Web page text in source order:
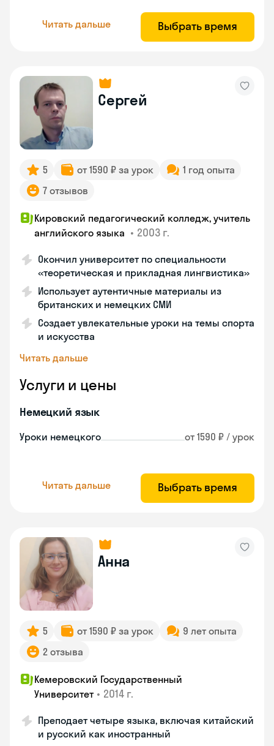
Читать дальше Выбрать время
Сергей
5 от 1590 ₽ за урок
1 год опыта
7 отзывов
Кировский педагогический колледж, учитель
английского языка • 2003 г.
Окончил университет по специальности
«теоретическая и прикладная лингвистика»
Использует аутентичные материалы из
британских и немецких СМИ
Создает увлекательные уроки на темы спорта
и искусства
Читать дальше
Услуги и цены
Немецкий язык
Уроки немецкого от 1590 ₽ / урок
Читать дальше Выбрать время
Анна
5 от 1590 ₽ за урок
9 лет опыта
2 отзыва
Кемеровский Государственный
Университет • 2014 г.
Преподает четыре языка, включая китайский
и русский как иностранный